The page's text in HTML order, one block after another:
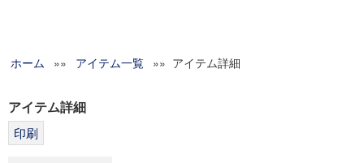
グローバルリサーチインスティテュート
科学研究費補助金研究成果報告書
ホーム »» アイテム一覧 »» アイテム詳細
アイテム詳細